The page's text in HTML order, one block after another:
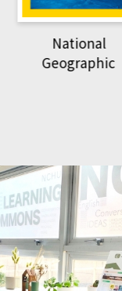
National
Geographic